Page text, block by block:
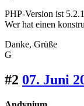
PHP-Version ist
Wer hat einen
Danke, Grüße
G
#2 07. Juni